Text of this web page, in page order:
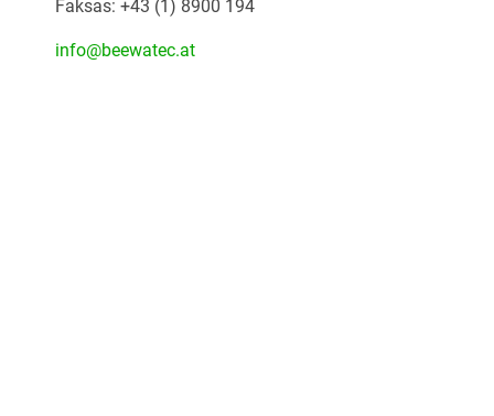
Faksas: +43 (1) 8900 194
info@beewatec.at